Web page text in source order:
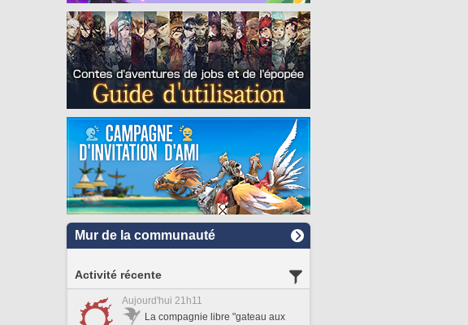
Mur de la communauté
Activité récente
Aujourd'hui 21h11
La compagnie libre "gateau aux